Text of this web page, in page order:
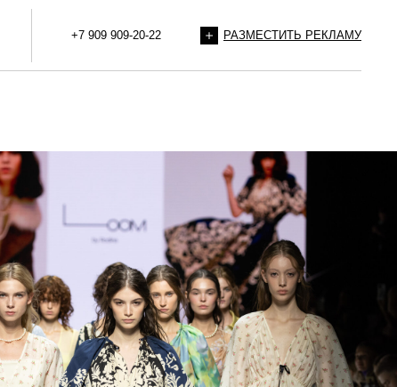
РАЗМЕСТИТЬ РЕКЛАМУ
+7 909 909-20-22